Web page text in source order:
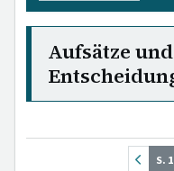
Aufsätze und
S.